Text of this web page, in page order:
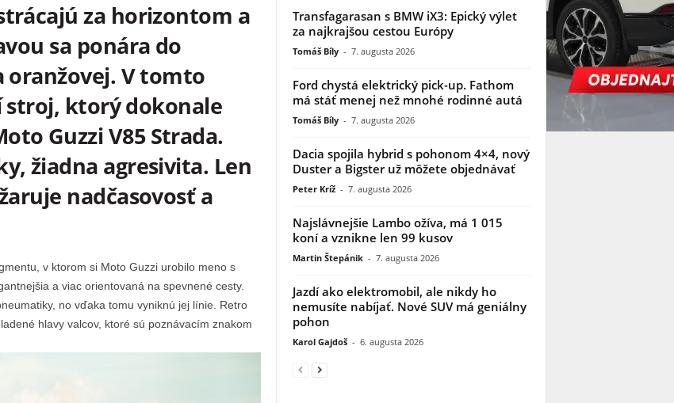
za horizontom a
sa ponára do
V tomto
ktorý dokonale
Guzzi V85 Strada.
žiadna agresivita. Len
nadčasovosť a
v ktorom si Moto Guzzi urobilo meno s
a viac orientovaná na spevnené cesty.
no vďaka tomu vyniknú jej línie. Retro
hlavy valcov, ktoré sú poznávacím znakom
Transfagarasan s BMW iX3: Epický výlet
za najkrajšou cestou Európy
Tomáš Bíly - 7. augusta 2026
Ford chystá elektrický pick-up. Fathom
má stáť menej než mnohé rodinné autá
Tomáš Bíly - 7. augusta 2026
Dacia spojila hybrid s pohonom 4×4, nový
Duster a Bigster už môžete objednávať
Peter Kríž - 7. augusta 2026
Najslávnejšie Lambo ožíva, má 1 015
koní a vznikne len 99 kusov
Martin Štepánik - 7. augusta 2026
Jazdí ako elektromobil, ale nikdy ho
nemusíte nabíjať. Nové SUV má geniálny
pohon
Karol Gajdoš - 6. augusta 2026